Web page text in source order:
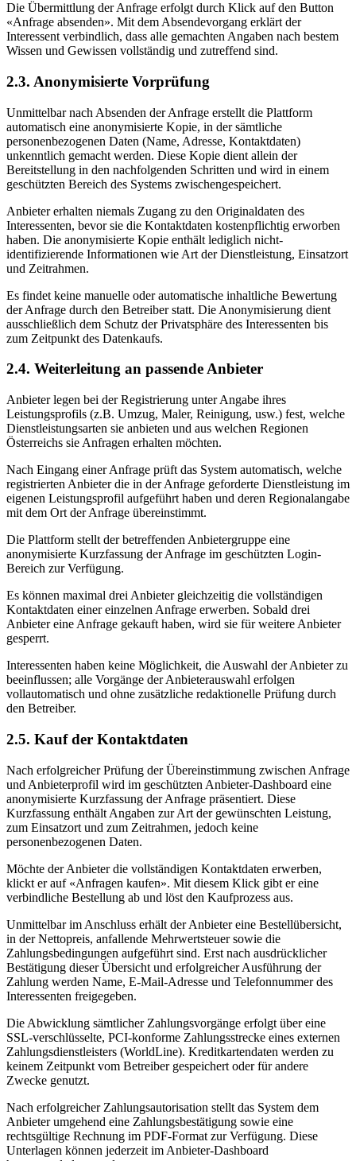
Die Übermittlung der Anfrage erfolgt durch Klick auf den Button
«Anfrage absenden». Mit dem Absendevorgang erklärt der
Interessent verbindlich, dass alle gemachten Angaben nach bestem
Wissen und Gewissen vollständig und zutreffend sind.
2.3. Anonymisierte Vorprüfung
Unmittelbar nach Absenden der Anfrage erstellt die Plattform
automatisch eine anonymisierte Kopie, in der sämtliche
personenbezogenen Daten (Name, Adresse, Kontaktdaten)
unkenntlich gemacht werden. Diese Kopie dient allein der
Bereitstellung in den nachfolgenden Schritten und wird in einem
geschützten Bereich des Systems zwischengespeichert.
Anbieter erhalten niemals Zugang zu den Originaldaten des
Interessenten, bevor sie die Kontaktdaten kostenpflichtig erworben
haben. Die anonymisierte Kopie enthält lediglich nicht-
identifizierende Informationen wie Art der Dienstleistung, Einsatzort
und Zeitrahmen.
Es findet keine manuelle oder automatische inhaltliche Bewertung
der Anfrage durch den Betreiber statt. Die Anonymisierung dient
ausschließlich dem Schutz der Privatsphäre des Interessenten bis
zum Zeitpunkt des Datenkaufs.
2.4. Weiterleitung an passende Anbieter
Anbieter legen bei der Registrierung unter Angabe ihres
Leistungsprofils (z.B. Umzug, Maler, Reinigung, usw.) fest, welche
Dienstleistungsarten sie anbieten und aus welchen Regionen
Österreichs sie Anfragen erhalten möchten.
Nach Eingang einer Anfrage prüft das System automatisch, welche
registrierten Anbieter die in der Anfrage geforderte Dienstleistung im
eigenen Leistungsprofil aufgeführt haben und deren Regionalangabe
mit dem Ort der Anfrage übereinstimmt.
Die Plattform stellt der betreffenden Anbietergruppe eine
anonymisierte Kurzfassung der Anfrage im geschützten Login-
Bereich zur Verfügung.
Es können maximal drei Anbieter gleichzeitig die vollständigen
Kontaktdaten einer einzelnen Anfrage erwerben. Sobald drei
Anbieter eine Anfrage gekauft haben, wird sie für weitere Anbieter
gesperrt.
Interessenten haben keine Möglichkeit, die Auswahl der Anbieter zu
beeinflussen; alle Vorgänge der Anbieterauswahl erfolgen
vollautomatisch und ohne zusätzliche redaktionelle Prüfung durch
den Betreiber.
2.5. Kauf der Kontaktdaten
Nach erfolgreicher Prüfung der Übereinstimmung zwischen Anfrage
und Anbieterprofil wird im geschützten Anbieter-Dashboard eine
anonymisierte Kurzfassung der Anfrage präsentiert. Diese
Kurzfassung enthält Angaben zur Art der gewünschten Leistung,
zum Einsatzort und zum Zeitrahmen, jedoch keine
personenbezogenen Daten.
Möchte der Anbieter die vollständigen Kontaktdaten erwerben,
klickt er auf «Anfragen kaufen». Mit diesem Klick gibt er eine
verbindliche Bestellung ab und löst den Kaufprozess aus.
Unmittelbar im Anschluss erhält der Anbieter eine Bestellübersicht,
in der Nettopreis, anfallende Mehrwertsteuer sowie die
Zahlungsbedingungen aufgeführt sind. Erst nach ausdrücklicher
Bestätigung dieser Übersicht und erfolgreicher Ausführung der
Zahlung werden Name, E-Mail-Adresse und Telefonnummer des
Interessenten freigegeben.
Die Abwicklung sämtlicher Zahlungsvorgänge erfolgt über eine
SSL-verschlüsselte, PCI-konforme Zahlungsstrecke eines externen
Zahlungsdienstleisters (WorldLine). Kreditkartendaten werden zu
keinem Zeitpunkt vom Betreiber gespeichert oder für andere
Zwecke genutzt.
Nach erfolgreicher Zahlungsautorisation stellt das System dem
Anbieter umgehend eine Zahlungsbestätigung sowie eine
rechtsgültige Rechnung im PDF-Format zur Verfügung. Diese
Unterlagen können jederzeit im Anbieter-Dashboard